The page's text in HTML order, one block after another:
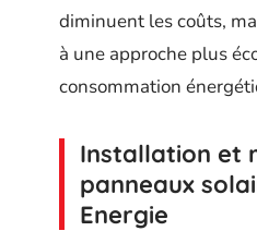
diminuent les coûts,
à une approche plus
consommation
Installation et
panneaux
Energie